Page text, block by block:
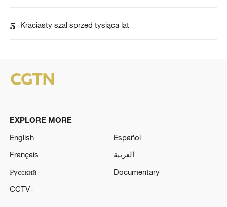
5 Kraciasty szal sprzed tysiąca lat
EXPLORE MORE
English
Español
Français
العربية
Русский
Documentary
CCTV+